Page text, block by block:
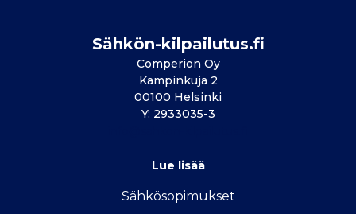
Sähkön-kilpailutus.fi
Comperion Oy
Kampinkuja 2
00100 Helsinki
Y: 2933035-3
Lue lisää
Sähkösopimukset